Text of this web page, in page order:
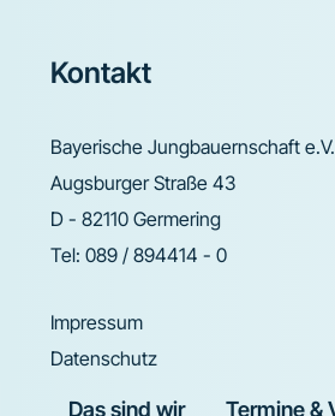
Footer
Kontakt
Bayerische Jungbauernschaft e.V.
Augsburger Straße 43
D - 82110 Germering
Tel: 089 / 894414 - 0
Impressum
Datenschutz
Das sind wir Termine &